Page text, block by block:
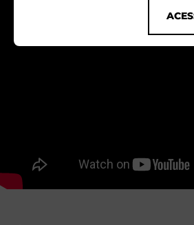
Infelizmente, golpes cibernéticos
tornado comuns no mundo todo,